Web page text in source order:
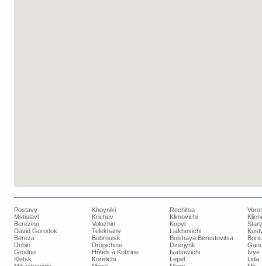
Postavy Khoyniki Rechitsa
Mstislavl
Krichev Klimovichi
Berezino
Volozhin Kopyl
David Gorodok
Telekhany Liakhovichi
Bereza
Bobrouisk Bolshaya Berestovitsa
Dribin
Drogichine Dzerjynk
Grodno
Hôtels à Kobrine Ivatsevichi
Ivye
Kletsk
Korelichi Lepel
Lida